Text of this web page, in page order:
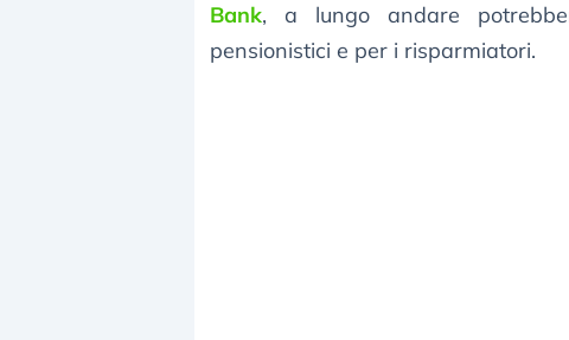
Bank, a lungo andare
pensionistici e per i risparmiatori.